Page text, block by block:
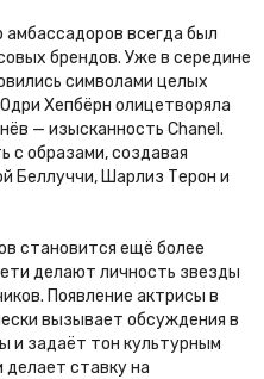
всегда был
брендов. Уже в середине
символами целых
Хепбёрн олицетворяла
— изысканность Chanel.
с образами, создавая
Беллуччи, Шарлиз Терон и
становится ещё более
делают личность звезды
Появление актрисы в
вызывает обсуждения в
и задаёт тон культурным
делает ставку на